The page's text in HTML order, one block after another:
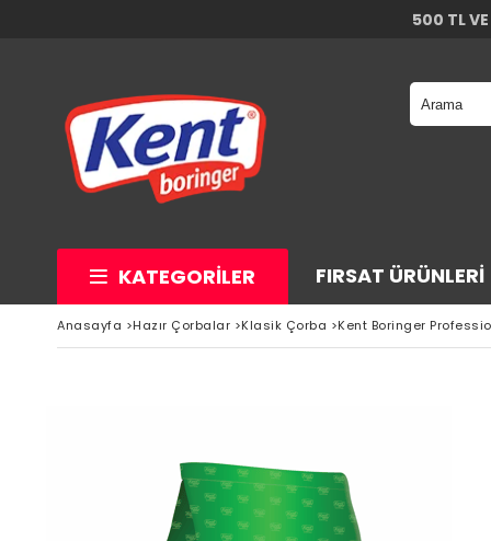
500 TL VE
KATEGORILER FIRSAT ÜRÜNLERI
Anasayfa >Hazır Çorbalar >Klasik Çorba >Kent Boringer